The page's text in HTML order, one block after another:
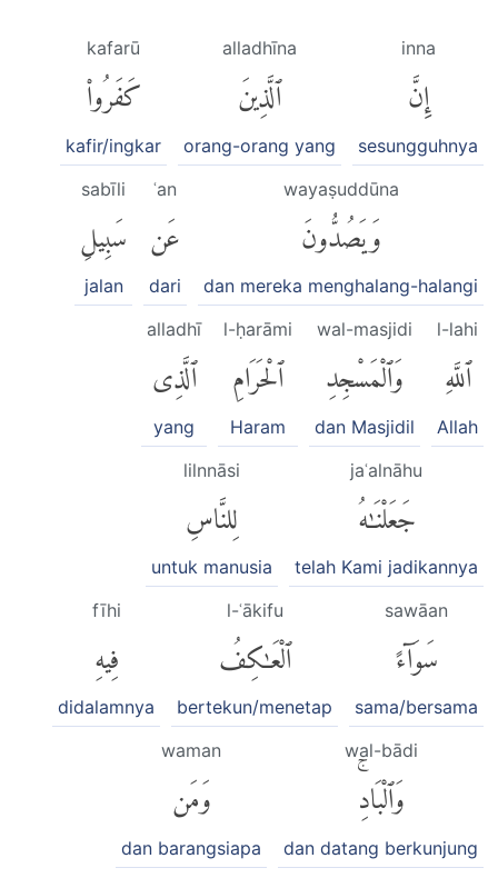
inna
إِنَّ
sesungguhnya
alladhīna
ٱلَّذِينَ
orang-orang yang
kafarū
كَفَرُوا۟
kafir/ingkar
wayaṣuddūna
وَيَصُدُّونَ
dan mereka menghalang-halangi
ʿan
عَن
dari
sabīli
سَبِيلِ
jalan
l-lahi
ٱللَّهِ
Allah
wal-masjidi
وَٱلْمَسْجِدِ
dan Masjidil
l-ḥarāmi
ٱلْحَرَامِ
Haram
alladhī
ٱلَّذِى
yang
jaʿalnāhu
جَعَلْنَٰهُ
telah Kami jadikannya
lilnnāsi
لِلنَّاسِ
untuk manusia
sawāan
سَوَآءً
sama/bersama
l-ʿākifu
ٱلْعَٰكِفُ
bertekun/menetap
fīhi
فِيهِ
didalamnya
wal-bādi
وَٱلْبَادِۚ
dan datang berkunjung
waman
وَمَن
dan barangsiapa